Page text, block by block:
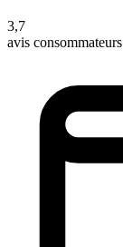
3,7
avis consommateurs